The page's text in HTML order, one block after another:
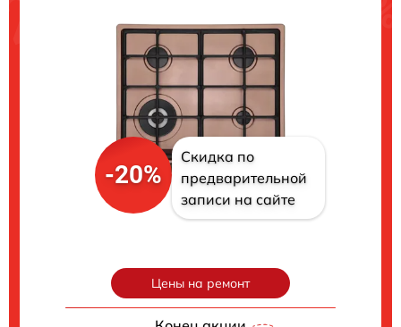
-20%
Скидка по
предварительной
записи на сайте
Цены на ремонт